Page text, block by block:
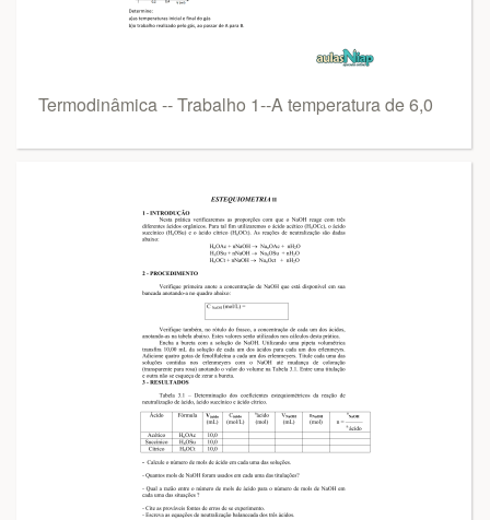
Termodinâmica -‐ Trabalho 1-‐A temperatura de 6,0